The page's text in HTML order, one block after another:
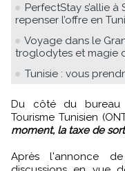
PerfectStay s’allie
repenser l’offre en
Voyage dans le
troglodytes et magie
Tunisie : vous
Du côté du bureau parisien de l'Office National du
Tourisme Tunisien
moment, la taxe de
Après l'annonce